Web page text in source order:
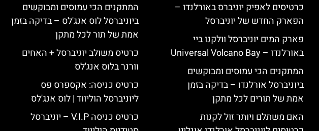
כרטיסים לאפיק יוניברס באורלנדו –
הפארק החדש של יוניברסל
פארק המים יוניברסל וולקנו ביי
באורלנדו – Universal Volcano Bay
המתקנים הכי עמוסים ומבוקשים
ביוניברסל אורלנדו – בדיקה בזמן
אמת של תורים לכל מתקן
האם משתלם ויותר זול לקנות
המתקנים הכי עמוסים ומבוקשים
ביוניברסל לוס אנג'לס – בדיקה בזמן
אמת של תור לכל מתקן
כרטיס משולב יוניברסל + האחים
וורנר בלוס אנג'לס
כרטיס כניסה: אקספרס פס
ליוניברסל הוליווד | לוס אנג'לס
כרטיס כניסה V.I.P – יוניברסל